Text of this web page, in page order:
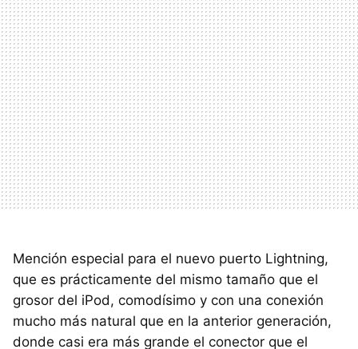
Mención especial para el nuevo puerto Lightning,
que es prácticamente del mismo tamaño que el
grosor del iPod, comodísimo y con una conexión
mucho más natural que en la anterior generación,
donde casi era más grande el conector que el